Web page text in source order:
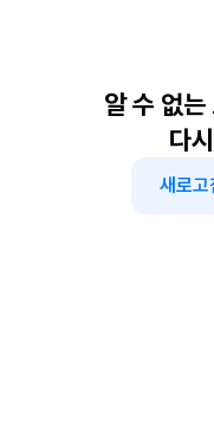
알 수 없
다
새로고